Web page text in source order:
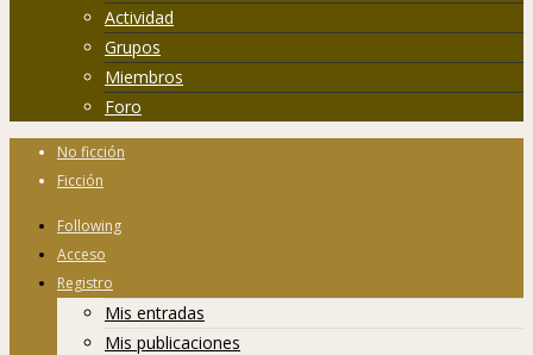
Actividad
Grupos
Miembros
Foro
No ficción
Ficción
Following
Acceso
Registro
Mis entradas
Mis publicaciones